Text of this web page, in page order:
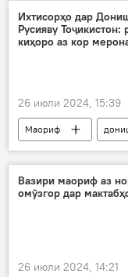
Ихтисорҳо дар
Русияву Тоҷикистон:
киҳоро аз кор
26 июли 2024, 15:39
Маориф
Русия
Вазири маориф аз
омӯзгор дар
26 июли 2024, 14:21